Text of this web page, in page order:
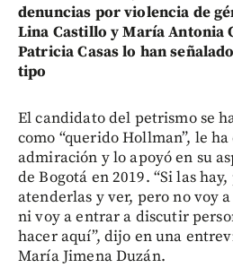
denuncias por violencia de
Lina Castillo y María Antonia
Patricia Casas lo han
tipo
El candidato del petrismo se
como “querido Hollman”, le
admiración y lo apoyó en su
de Bogotá en 2019. “Si las
atenderlas y ver, pero no voy
ni voy a entrar a discutir
hacer aquí”, dijo en una
María Jimena Duzán.